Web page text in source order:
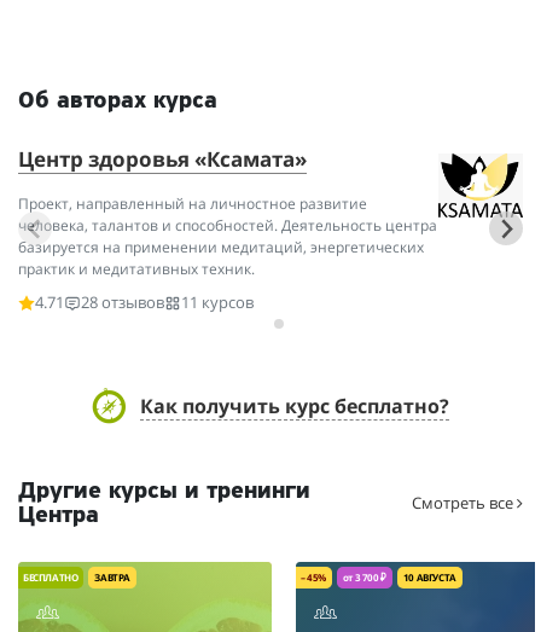
Об авторах курса
Центр здоровья «Ксамата»
Проект, направленный на личностное развитие
человека, талантов и способностей. Деятельность центра
базируется на применении медитаций, энергетических
практик и медитативных техник.
4.71
28 отзывов 11 курсов
Как получить курс бесплатно?
Другие курсы и тренинги
Центра
Смотреть все
БЕСПЛАТНО ЗАВТРА – 45% от 3 700 ₽ 10 АВГУСТА